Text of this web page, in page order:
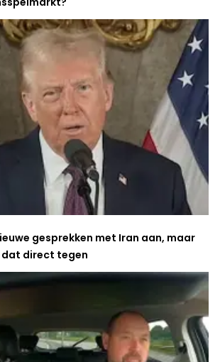
gesprekken met Iran aan, maar
dat direct tegen